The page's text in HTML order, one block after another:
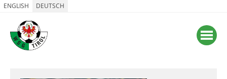
ENGLISH DEUTSCH